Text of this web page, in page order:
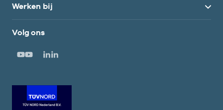
Werken bij
Volg ons